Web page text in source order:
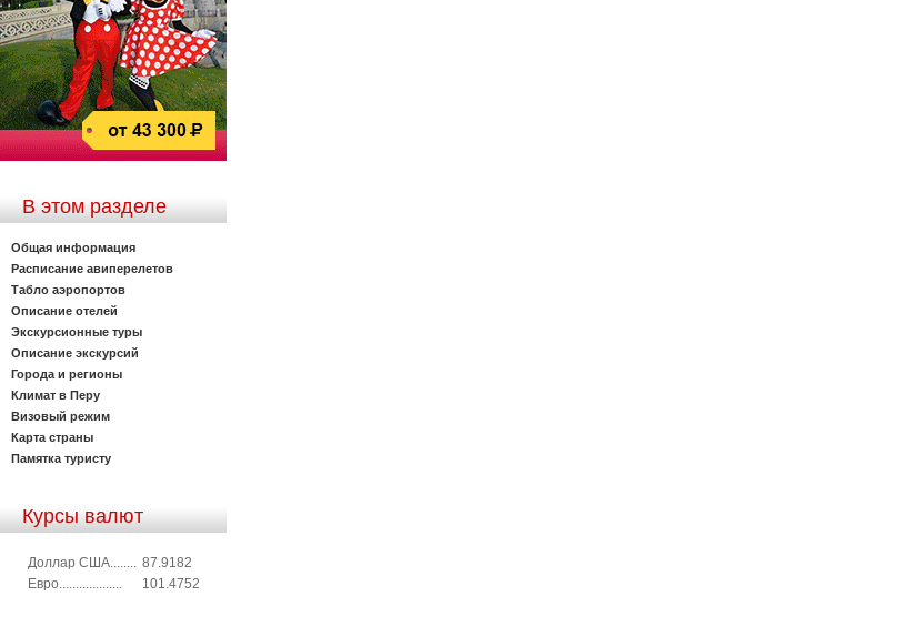
В этом разделе
Общая информация
Расписание авиперелетов
Табло аэропортов
Описание отелей
Экскурсионные туры
Описание экскурсий
Города и регионы
Климат в Перу
Визовый режим
Карта страны
Памятка туристу
Курсы валют
Доллар США........ 87.9182
Евро...................
101.4752